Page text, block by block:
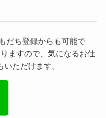
だち登録からも可能で
ますので、気になるお仕
ただけます。